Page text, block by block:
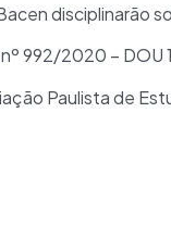
disciplinarão
992/2020 –
Paulista de